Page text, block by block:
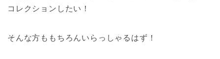
コレクションしたい！
そんな方ももちろんいらっしゃるはず！